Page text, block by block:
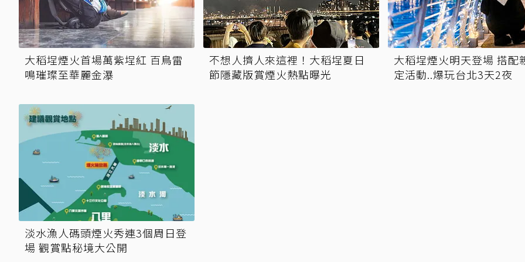
大稻埕煙火首場萬紫埕紅 百鳥雷
鳴璀璨至華麗金瀑
不想人擠人來這裡！大稻埕夏日
節隱藏版賞煙火熱點曝光
大稻埕煙火明天登場 搭配
定活動..爆玩台北3天2夜
淡水漁人碼頭煙火秀連3個周日登
場 觀賞點秘境大公開